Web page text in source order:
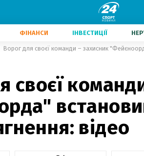
ФІНАНСИ ІНВЕСТИЦІЇ
Ворог для своєї команди – захисник
своєї
відео